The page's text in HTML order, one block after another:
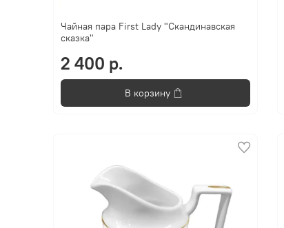
Чайная пара First Lady "Скандинавская
сказка"
2 400 р.
В корзину